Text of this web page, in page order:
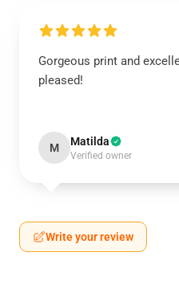
Gorgeous print and
pleased!
M Matilda
Verified owner
Write your review